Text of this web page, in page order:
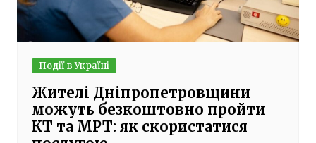
Події в Україні
Жителі Дніпропетровщини
можуть безкоштовно пройти
КТ та МРТ: як скористатися